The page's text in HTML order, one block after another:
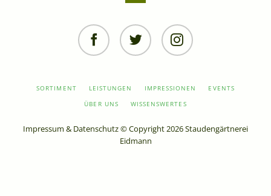
SORTIMENT LEISTUNGEN IMPRESSIONEN
EVENTS
ÜBER UNS
WISSENSWERTES
Impressum & Datenschutz© Copyright 2026 Staudengärtnerei
Eidmann